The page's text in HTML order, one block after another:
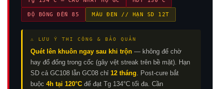
ĐỘ BÓNG ĐẾN 85 MÀU ĐEN // HẠN SD 12T
⚠ LƯU Ý THI CÔNG & BẢO QUẢN
Quét lên khuôn ngay sau khi trộn — không để chờ
hay đổ đống trong cốc (gây vệt streak trên bề mặt). Hạn
SD cả GC108 lẫn GC08 chỉ 12 tháng. Post-cure bắt
buộc 4h tại 120°C để đạt Tg 134°C tối đa. Cần